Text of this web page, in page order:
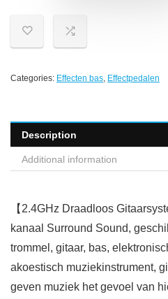
Categories: Effecten bas, Effectpedalen
Description
Additional information
【2.4GHz Draadloos
kanaal Surround Sound,
trommel, gitaar, bas,
akoestisch muziekinstrument,
geven muziek het gevoel van